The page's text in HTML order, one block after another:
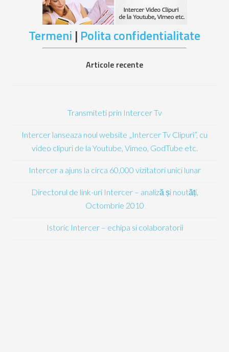
Termeni | Polita confidentialitate
Articole recente
Transmiteti prin Intercer Tv
Intercer lanseaza noul website „Intercer Tv Clipuri”, cu
video clipuri de la Youtube, Vimeo, GodTube etc.
Intercer a ajuns la circa 60,000 vizitatori unici lunar
Directorul de link-uri Intercer – analiză și noutăți,
Octombrie 2010
Istoric Intercer – echipa si colaboratorii